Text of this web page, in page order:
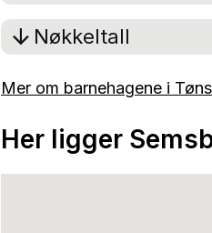
Nøkkeltall
Mer om barnehagene i
Her ligger